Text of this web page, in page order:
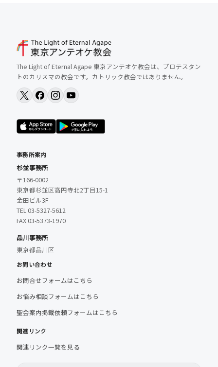
The Light of Eternal Agape 東京アンテオケ教会は、プロテスタン
トのカリスマの教会です。カトリック教会ではありません。
事務所案内
杉並事務所
〒166-0002
東京都杉並区高円寺北2丁目15-1
金田ビル3F
TEL 03-5327-5612
FAX 03-5373-1970
品川事務所
東京都品川区
お問い合わせ
お問合せフォームはこちら
お悩み相談フォームはこちら
聖会案内掲載依頼フォームはこちら
関連リンク
関連リンク一覧を見る